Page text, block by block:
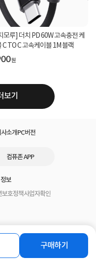
구매하기
모루] 더치 PD 60W 고속충전 케
C TO C 고속케이블 1M 블랙
원
보기
소개PC버전
컴퓨존 APP
보
보호정책사업자확인